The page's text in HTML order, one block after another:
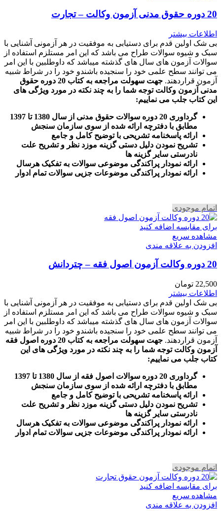
20 دوره حقوق مدنی آزمون وکالت – تجارت
اطلاعات بیشتر
بی شک اولین قدم برای دستیابی به موفقیت در هر آزمونی آشنایی با
سبک و شیوه سوالات طراح می باشد که این امر مستلزم استفاده از
سوالات آزمون های سال های گذشته میباشد که داوطلبین با این امر
می توانند سطح علمی خود را سنجیده باشندو خود را در شراط شبیه
آزمون قراردهند.
جهت سهولت مراجعه به کتاب 20 دوره حقوق
مدنی آزمون وکالت توجه شما را به چند نکته در مورد ویژگی های
این کتاب جلب می نماییم:
گرداوری 20 دوره سوالات حقوق مدنی از سال 1380 تا 1397
مطابق با دفترچه ارائه شده از سوی سازمان سنجش
ارائه پاسخنامه تشریحی با توضیح کامل و جامع
تشریح نمودن دلیل دستی گزینه موزد نظر و تشریح علت
نادرستی سایر گزینه ها
ارائه نمودار پراکندگی موضوعی سوالات به تفکیک هرسال
رائه نمودار پراکندگی موضوعات جزیی سوالات تمام ادوار
اتمام موجودی
برای مقایسه اضافه کنید
مشاهده سریع
افزودن به علاقه مندی
20 دوره وکالت آزمون اصول فقه – چتردانش
22,500 تومان
اطلاعات بیشتر
بی شک اولین قدم برای دستیابی به موفقیت در هر آزمونی آشنایی با
سبک و شیوه سوالات طراح می باشد که این امر مستلزم استفاده از
سوالات آزمون های سال های گذشته میباشد که داوطلبین با این امر
می توانند سطح علمی خود را سنجیده باشندو خود را در شراط شبیه
آزمون قراردهند.
جهت سهولت مراجعه به کتاب 20 دوره اصول فقه
آزمون وکالت توجه شما را به چند نکته در مورد ویژگی های این
کتاب جلب می نماییم:
گرداوری 20 دوره سوالات اصول فقه از سال 1380 تا 1397
مطابق با دفترچه ارائه شده از سوی سازمان سنجش
ارائه پاسخنامه تشریحی با توضیح کامل و جامع
تشریح نمودن دلیل دستی گزینه موزد نظر و تشریح علت
نادرستی سایر گزینه ها
ارائه نمودار پراکندگی موضوعی سوالات به تفکیک هرسال
رائه نمودار پراکندگی موضوعات جزیی سوالات تمام ادوار
اتمام موجودی
برای مقایسه اضافه کنید
مشاهده سریع
افزودن به علاقه مندی